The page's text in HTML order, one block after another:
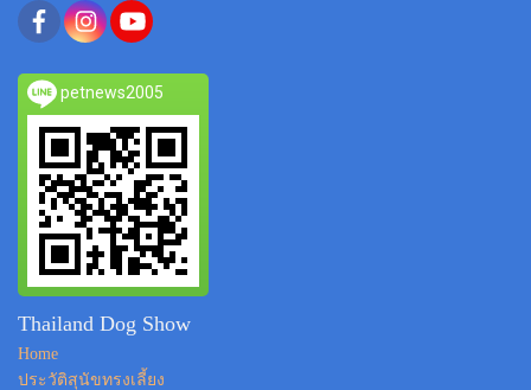
petnews2005
Thailand Dog Show
Home
ประวัติสุนัขทรงเลี้ยง